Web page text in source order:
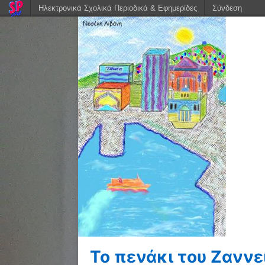
Το πενάκι του
Ηλεκτρονικά Σχολικά Περιοδικά & Εφημερίδες Σύνδεση